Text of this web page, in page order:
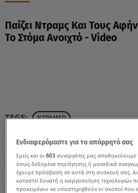
Κυριακή 9 Αυγούστου 2026
04.10.24, 09:08 VIRAL
Παίζει Ντραμς Και Τους
Το Στόμα Ανοιχτό - Video
TAGS: ΝΤΡΑΜΕΡ
Ενδιαφερόμαστε για το απόρρητό σας
Εμείς και οι603 συνεργάτες μας
όπως δεδομένα περιήγησης ή μοναδικά
έχουμε πρόσβαση σε αυτά στη συσκευή σας. Αν
καταστεί δυνατή η ενεργοποίηση τεχνολογιών
προκειμένου να υποστηριχθούν οι σκοποί που